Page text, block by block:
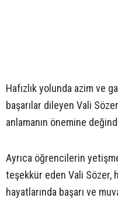
Hafızlık yolunda azim ve
başarılar dileyen Vali
anlamanın önemine
Ayrıca öğrencilerin
teşekkür eden Vali Sözer,
hayatlarında başarı ve